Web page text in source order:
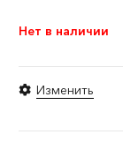
Нет в наличии
Изменить